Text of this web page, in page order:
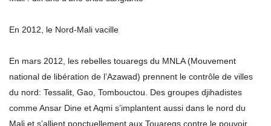
En 2012, le Nord-Mali vacille
En mars 2012, les rebelles touaregs du MNLA (Mouvement
national de libération de l’Azawad) prennent le contrôle de villes
du nord: Tessalit, Gao, Tombouctou. Des groupes djihadistes
comme Ansar Dine et Aqmi s’implantent aussi dans le nord du
Mali et s’allient ponctuellement aux Touaregs contre le pouvoir